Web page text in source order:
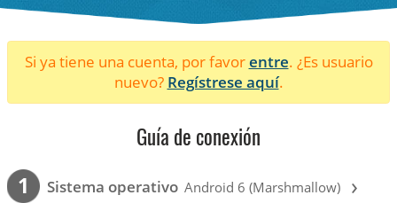
Si ya tiene una cuenta, por favorentre. ¿Es usuario
nuevo? Regístrese aquí.
Guía de conexión
1 Sistema operativo Android 6 (Marshmallow) ›